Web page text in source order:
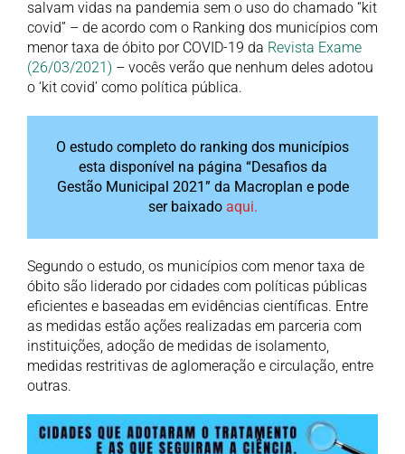
salvam vidas na pandemia sem o uso do chamado “kit
covid” – de acordo com o Ranking dos municípios com
menor taxa de óbito por COVID-19 da Revista Exame
(26/03/2021) – vocês verão que nenhum deles adotou
o ‘kit covid’ como política pública.
O estudo completo do ranking dos municípios
esta disponível na página “Desafios da
Gestão Municipal 2021” da Macroplan e pode
ser baixado aqui.
Segundo o estudo, os municípios com menor taxa de
óbito são liderado por cidades com políticas públicas
eficientes e baseadas em evidências científicas. Entre
as medidas estão ações realizadas em parceria com
instituições, adoção de medidas de isolamento,
medidas restritivas de aglomeração e circulação, entre
outras.